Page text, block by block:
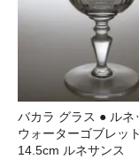
バカラ グラス ● ルネ
ウォーターゴブレッ
14.5cm ルネサンス